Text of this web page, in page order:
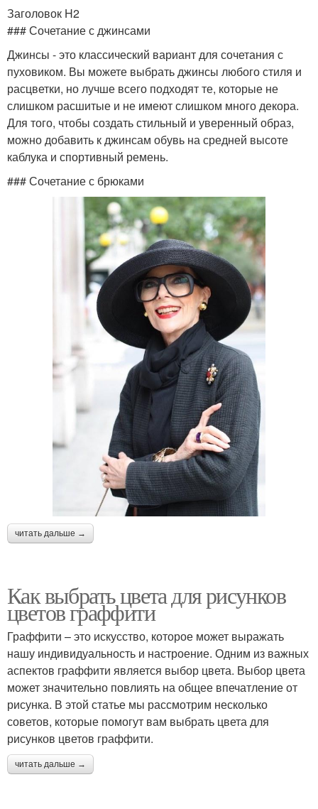
Заголовок H2
### Сочетание с джинсами
Джинсы - это классический вариант для сочетания с
пуховиком. Вы можете выбрать джинсы любого стиля и
расцветки, но лучше всего подходят те, которые не
слишком расшитые и не имеют слишком много декора.
Для того, чтобы создать стильный и уверенный образ,
можно добавить к джинсам обувь на средней высоте
каблука и спортивный ремень.
### Сочетание с брюками
читать дальше →
Как выбрать цвета для рисунков
цветов граффити
Граффити – это искусство, которое может выражать
нашу индивидуальность и настроение. Одним из важных
аспектов граффити является выбор цвета. Выбор цвета
может значительно повлиять на общее впечатление от
рисунка. В этой статье мы рассмотрим несколько
советов, которые помогут вам выбрать цвета для
рисунков цветов граффити.
читать дальше →